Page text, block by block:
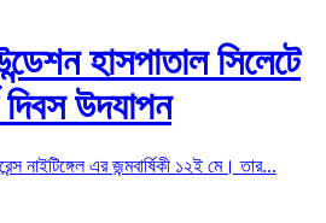
হাসপাতাল সিলেটে
উদযাপন
নাইটিঙ্গেল এর জন্মবার্ষিকী ১২ই মে। তার...